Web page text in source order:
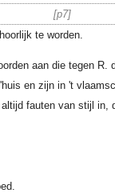
p7
te worden.
aan die tegen
en zijn in 't
fauten van stijl in,